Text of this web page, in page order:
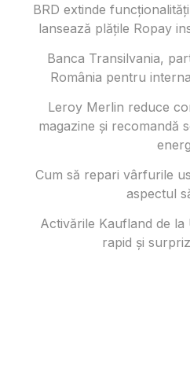
BRD extinde
lansează plățile Ropay
Banca Transilvania,
România pentru
Leroy Merlin reduce
magazine și recomandă
Cum să repari vârfurile
aspectul
Activările Kaufland de la
rapid și